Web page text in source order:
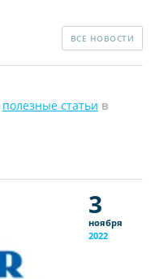
ВСЕ НОВОСТИ
полезные статьи в
3
ноября
2022